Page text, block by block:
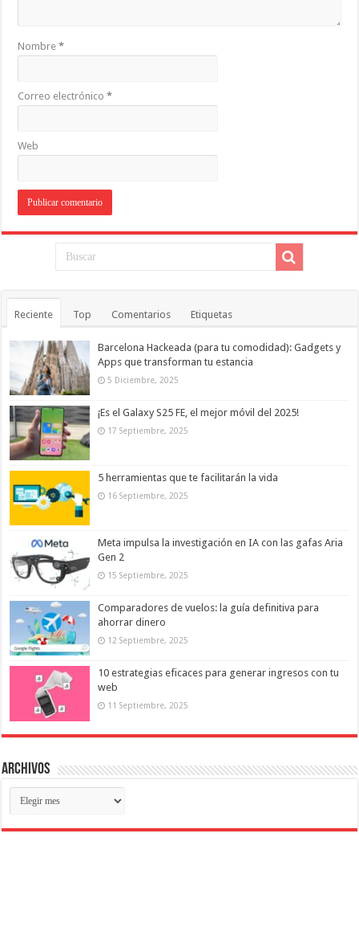
Nombre*
Correo electrónico*
Web
Reciente Top Comentarios Etiquetas
Barcelona Hackeada (para tu comodidad): Gadgets y
Apps que transforman tu estancia
5 Diciembre, 2025
¡Es el Galaxy S25 FE, el mejor móvil del 2025!
17 Septiembre, 2025
5 herramientas que te facilitarán la vida
16 Septiembre, 2025
Meta impulsa la investigación en IA con las gafas Aria
Gen 2
15 Septiembre, 2025
Comparadores de vuelos: la guía definitiva para
ahorrar dinero
12 Septiembre, 2025
10 estrategias eficaces para generar ingresos con tu
web
11 Septiembre, 2025
Archivos